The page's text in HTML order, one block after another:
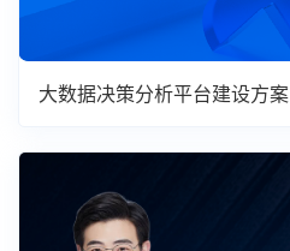
大数据决策分析平台建设方案